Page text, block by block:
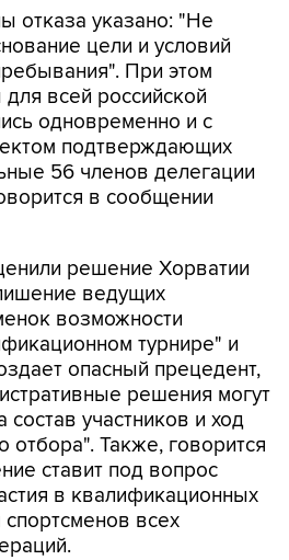
отказа указано: "Не
цели и условий
При этом
всей российской
одновременно и с
подтверждающих
56 членов делегации
в сообщении
решение Хорватии
ведущих
возможности
турнире" и
опасный прецедент,
решения могут
участников и ход
отбора". Также, говорится
ставит под вопрос
в квалификационных
всех